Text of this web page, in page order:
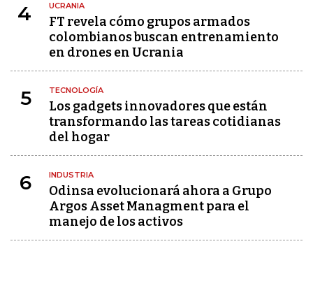
4 UCRANIA
FT revela cómo grupos armados
colombianos buscan entrenamiento
en drones en Ucrania
5 TECNOLOGÍA
Los gadgets innovadores que están
transformando las tareas cotidianas
del hogar
6 INDUSTRIA
Odinsa evolucionará ahora a Grupo
Argos Asset Managment para el
manejo de los activos